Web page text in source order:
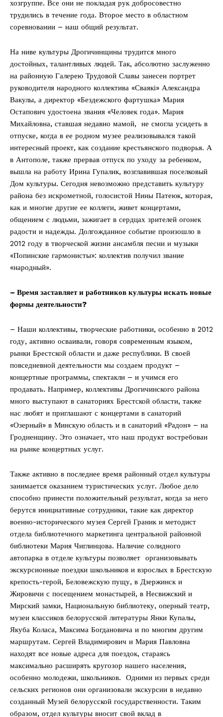
хозгруппе. Все они не покладая рук добросовестно
трудились в течение года. Второе место в областном
соревновании – наш общий результат.
На ниве культуры Дрогичинщины трудится много
достойных, талантливых людей. Так, абсолютно заслуженно
на районную Галерею Трудовой Славы занесен портрет
руководителя народного коллектива «Сваякі» Александра
Вакулы, а директор «Бездежского фартушка» Мария
Остапович удостоена звания «Человек года». Мария
Михайловна, ставшая недавно мамой, не смогла усидеть в
отпуске, когда в ее родном музее реализовывался такой
интересный проект, как создание крестьянского подворья. А
в Антополе, также прервав отпуск по уходу за ребенком,
вышла на работу Ирина Гупалик, возглавившая поселковый
Дом культуры. Сегодня невозможно представить культуру
района без искрометной, голосистой Нины Патеюк, которая,
как и многие другие ее коллеги, живет концертами,
общением с людьми, зажигает в сердцах зрителей огонек
радости и надежды. Долгожданное событие произошло в
2012 году в творческой жизни ансамбля песни и музыки
«Попинские гармонисты»: коллектив получил звание
«народный».
– Время заставляет и работников культуры искать новые
формы деятельности?
– Наши коллективы, творческие работники, особенно в 2012
году, активно осваивали, говоря современным языком,
рынки Брестской области и даже республики. В своей
повседневной деятельности мы создаем продукт –
концертные программы, спектакли – и учимся его
продавать. Например, коллективы Дрогичинского района
много выступают в санаториях Брестской области, также
нас любят и приглашают с концертами в санаторий
«Озерный» в Минскую область и в санаторий «Радон» – на
Гродненщину. Это означает, что наш продукт востребован
на рынке концертных услуг.
Также активно в последнее время районный отдел культуры
занимается оказанием туристических услуг. Любое дело
способно принести положительный результат, когда за него
берутся инициативные сотрудники, такие как директор
военно-исторического музея Сергей Граник и методист
отдела библиотечного маркетинга центральной районной
библиотеки Мария Чиглинцова. Наличие солидного
автопарка в отделе культуры позволяет организовывать
экскурсионные поездки школьников и взрослых в Брестскую
крепость-герой, Беловежскую пущу, в Дзержинск и
Жировичи с посещением монастырей, в Несвижский и
Мирский замки, Национальную библиотеку, оперный театр,
музеи классиков белорусской литературы Янки Купалы,
Якуба Коласа, Максима Богдановича и по многим другим
маршрутам. Сергей Владимирович и Мария Павловна
находят все новые адреса для поездок, стараясь
максимально расширять кругозор нашего населения,
особенно молодежи, школьников. Одними из первых среди
сельских регионов они организовали экскурсии в недавно
созданный Музей белорусской государственности. Таким
образом, отдел культуры вносит свой вклад в